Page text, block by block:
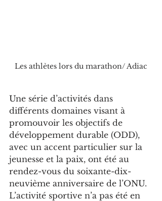
Les athlètes lors du marathon/ Adiac
Une série d’activités dans
différents domaines visant à
promouvoir les objectifs de
développement durable (ODD),
avec un accent particulier sur la
jeunesse et la paix, ont été au
rendez-vous du soixante-dix-
neuvième anniversaire de l’ONU.
L’activité sportive n’a pas été en